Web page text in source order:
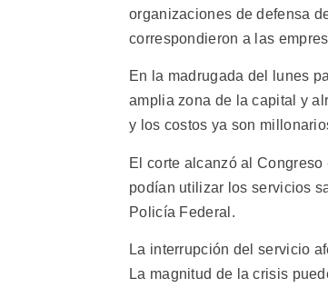
organizaciones de defensa
correspondieron a las
En la madrugada del lunes
amplia zona de la capital y
y los costos ya son
El corte alcanzó al
podían utilizar los servicios
Policía Federal.
La interrupción del servicio
La magnitud de la crisis